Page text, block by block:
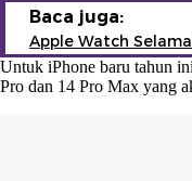
Baca juga:
Apple Watch
Untuk iPhone baru tahun
Pro dan 14 Pro Max yang